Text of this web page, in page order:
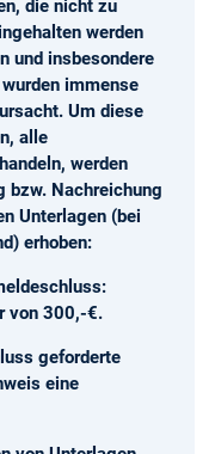
die nicht zu
werden
und insbesondere
immense
Um diese
alle
werden
bzw. Nachreichung
Unterlagen (bei
erhoben:
von 300,-€.
geforderte
eine